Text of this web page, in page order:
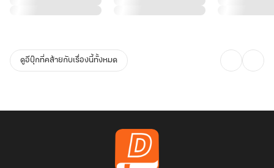
ดูอีบุ๊กที่คล้ายกับเรื่องนี้ทั้งหมด